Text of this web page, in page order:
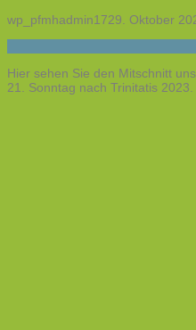
wp_pfmhadmin1729. Oktober
Hier sehen Sie den Mitschnitt
21. Sonntag nach Trinitatis 2023.